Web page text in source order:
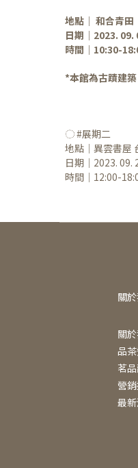
地點｜ 和合青
日期｜2023. 09.
時間｜10:30-
​*本館為古蹟建
◌ #展期二
地點｜異雲書屋
日期｜2023. 09.
時間｜12:00-
關
關
品
茗
營
最